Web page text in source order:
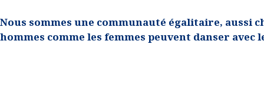
Nous sommes une communauté égalitaire, aussi
hommes comme les femmes peuvent danser avec